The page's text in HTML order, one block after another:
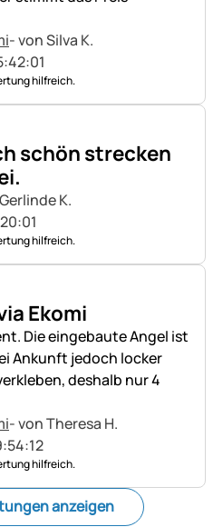
- von Silva K.
hilfreich.
schön strecken
K.
hilfreich.
Ekomi
Die eingebaute Angel ist
Ankunft jedoch locker
deshalb nur 4
- von Theresa H.
hilfreich.
anzeigen